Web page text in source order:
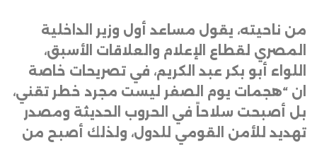
من ناحيته، يقول مساعد أول وزير الداخلية
المصري لقطاع الإعلام والعلاقات الأسبق،
اللواء أبو بكر عبد الكريم، في تصريحات خاصة
ان “هجمات يوم الصفر ليست مجرد خطر تقني،
بل أصبحت سلاحاً في الحروب الحديثة ومصدر
تهديد للأمن القومي للدول، ولذلك أصبح من